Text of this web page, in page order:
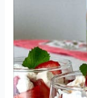
frutillas
y
pasta
de